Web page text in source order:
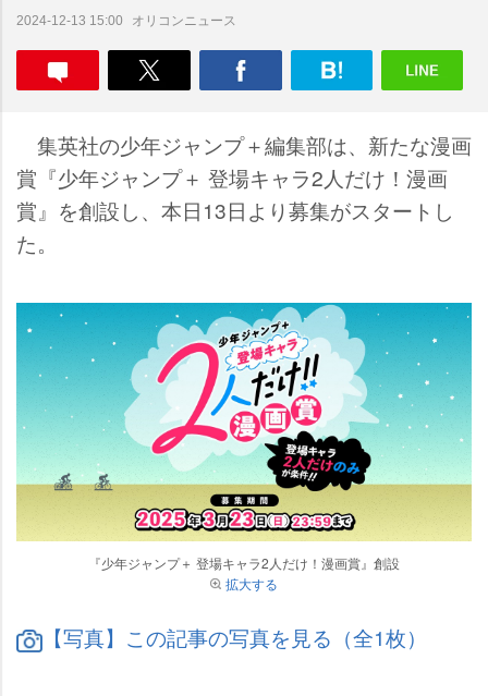
2024-12-13 15:00 オリコンニュース
集英社の少年ジャンプ＋編集部は、新たな漫画
賞『少年ジャンプ＋ 登場キャラ2人だけ！漫画
賞』を創設し、本日13日より募集がスタートし
た。
『少年ジャンプ＋ 登場キャラ2人だけ！漫画賞』創設
拡大する
【写真】この記事の写真を見る（全1枚）